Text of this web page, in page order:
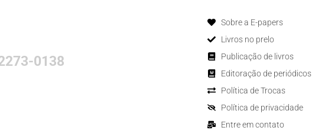
0138
Sobre a E-papers
Livros no prelo
Publicação de livros
Editoração de periódicos
Política de Trocas
Política de privacidade
Entre em contato